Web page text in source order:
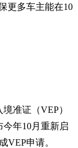
更多车主能在10
准证（VEP）
年10月重新启
VEP申请。